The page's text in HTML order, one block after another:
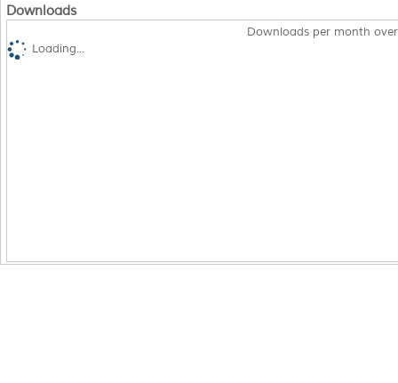
Downloads
Downloads per month
Loading...